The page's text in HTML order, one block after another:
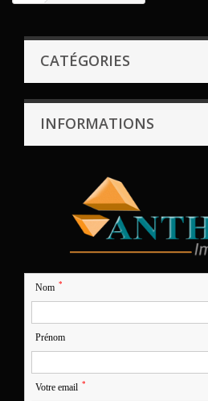
CATÉGORIES
INFORMATIONS
Nom *
Prénom
Votre email *